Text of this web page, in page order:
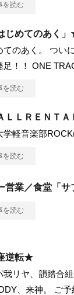
を読む
じめてのあく
てのあく。 つい
足！！ ONE
を読む
ＬＬＲＥＮＴＡ
学軽音楽部
を読む
営業／食堂「
を読む
逆転★
我リヤ、韻踏合
、来神。 ご予